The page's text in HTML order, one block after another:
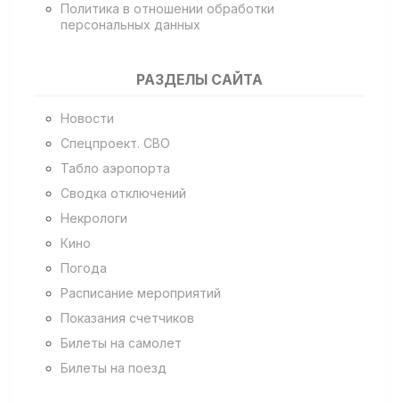
Политика в отношении обработки
персональных данных
РАЗДЕЛЫ САЙТА
Новости
Спецпроект. СВО
Табло аэропорта
Сводка отключений
Некрологи
Кино
Погода
Расписание мероприятий
Показания счетчиков
Билеты на самолет
Билеты на поезд